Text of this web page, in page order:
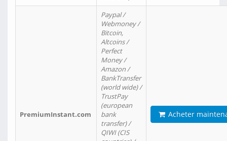
PremiumInstant.com
Paypal /
Webmoney /
Bitcoin,
Altcoins /
Perfect
Money /
Amazon /
BankTransfer
(world wide) /
TrustPay
(european
bank
transfer) /
QIWI (CIS
Acheter